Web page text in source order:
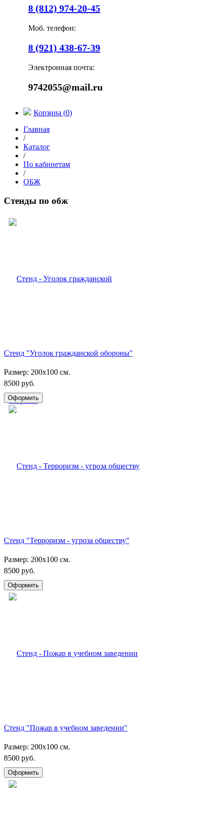
8 (812) 974-20-45
Моб. телефон:
8 (921) 438-67-39
Электронная почта:
9742055@mail.ru
Корзина (0)
Главная
/
Каталог
/
По кабинетам
/
ОБЖ
Стенды по обж
Стенд "Уголок гражданской обороны"
Размер: 200х100 см.
8500 руб.
Стенд "Терроризм - угроза обществу"
Размер: 200х100 см.
8500 руб.
Стенд "Пожар в учебном заведении"
Размер: 200х100 см.
8500 руб.